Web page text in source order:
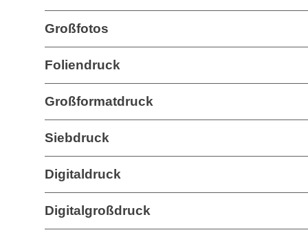
Großfotos
Foliendruck
Großformatdruck
Siebdruck
Digitaldruck
Digitalgroßdruck